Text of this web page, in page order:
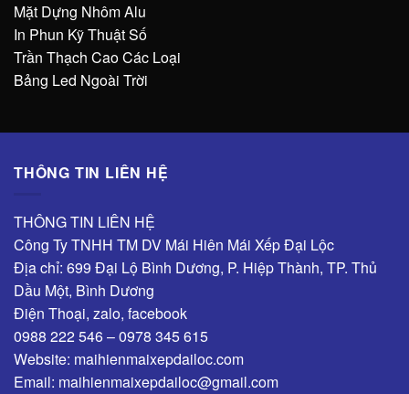
Mặt Dựng Nhôm Alu
In Phun Kỹ Thuật Số
Trần Thạch Cao Các Loại
Bảng Led Ngoài Trời
THÔNG TIN LIÊN HỆ
THÔNG TIN LIÊN HỆ
Công Ty TNHH TM DV Mái Hiên Mái Xếp Đại Lộc
Địa chỉ: 699 Đại Lộ Bình Dương, P. Hiệp Thành, TP. Thủ
Dầu Một, Bình Dương
Điện Thoại, zalo, facebook
0988 222 546 – 0978 345 615
Website: maihienmaixepdailoc.com
Email: maihienmaixepdailoc@gmail.com